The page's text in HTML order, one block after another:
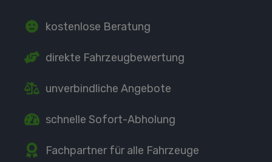
kostenlose Beratung
direkte Fahrzeugbewertung
unverbindliche Angebote
schnelle Sofort-Abholung
Fachpartner für alle Fahrzeuge